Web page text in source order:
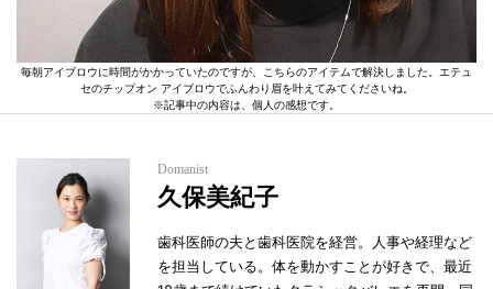
毎朝アイブロウに時間がかかっていたのですが、こちらのアイテムで解決しました。エテュ
セのチップオン アイブロウでふんわり眉を叶えてみてくださいね。
※記事中の内容は、個人の感想です。
Domanist
久保美紀子
歯科医師の夫と歯科医院を経営。人事や経理など
を担当している。体を動かすことが好きで、最近